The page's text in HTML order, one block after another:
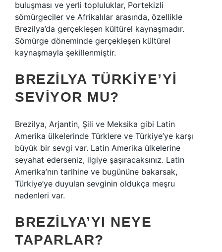
buluşması ve yerli topluluklar, Portekizli
sömürgeciler ve Afrikalılar arasında, özellikle
Brezilya’da gerçekleşen kültürel kaynaşmadır.
Sömürge döneminde gerçekleşen kültürel
kaynaşmayla şekillenmiştir.
BREZILYA TÜRKIYE’YI
SEVIYOR MU?
Brezilya, Arjantin, Şili ve Meksika gibi Latin
Amerika ülkelerinde Türklere ve Türkiye’ye karşı
büyük bir sevgi var. Latin Amerika ülkelerine
seyahat ederseniz, ilgiye şaşıracaksınız. Latin
Amerika’nın tarihine ve bugününe bakarsak,
Türkiye’ye duyulan sevginin oldukça meşru
nedenleri var.
BREZILYA’YI NEYE
TAPARLAR?